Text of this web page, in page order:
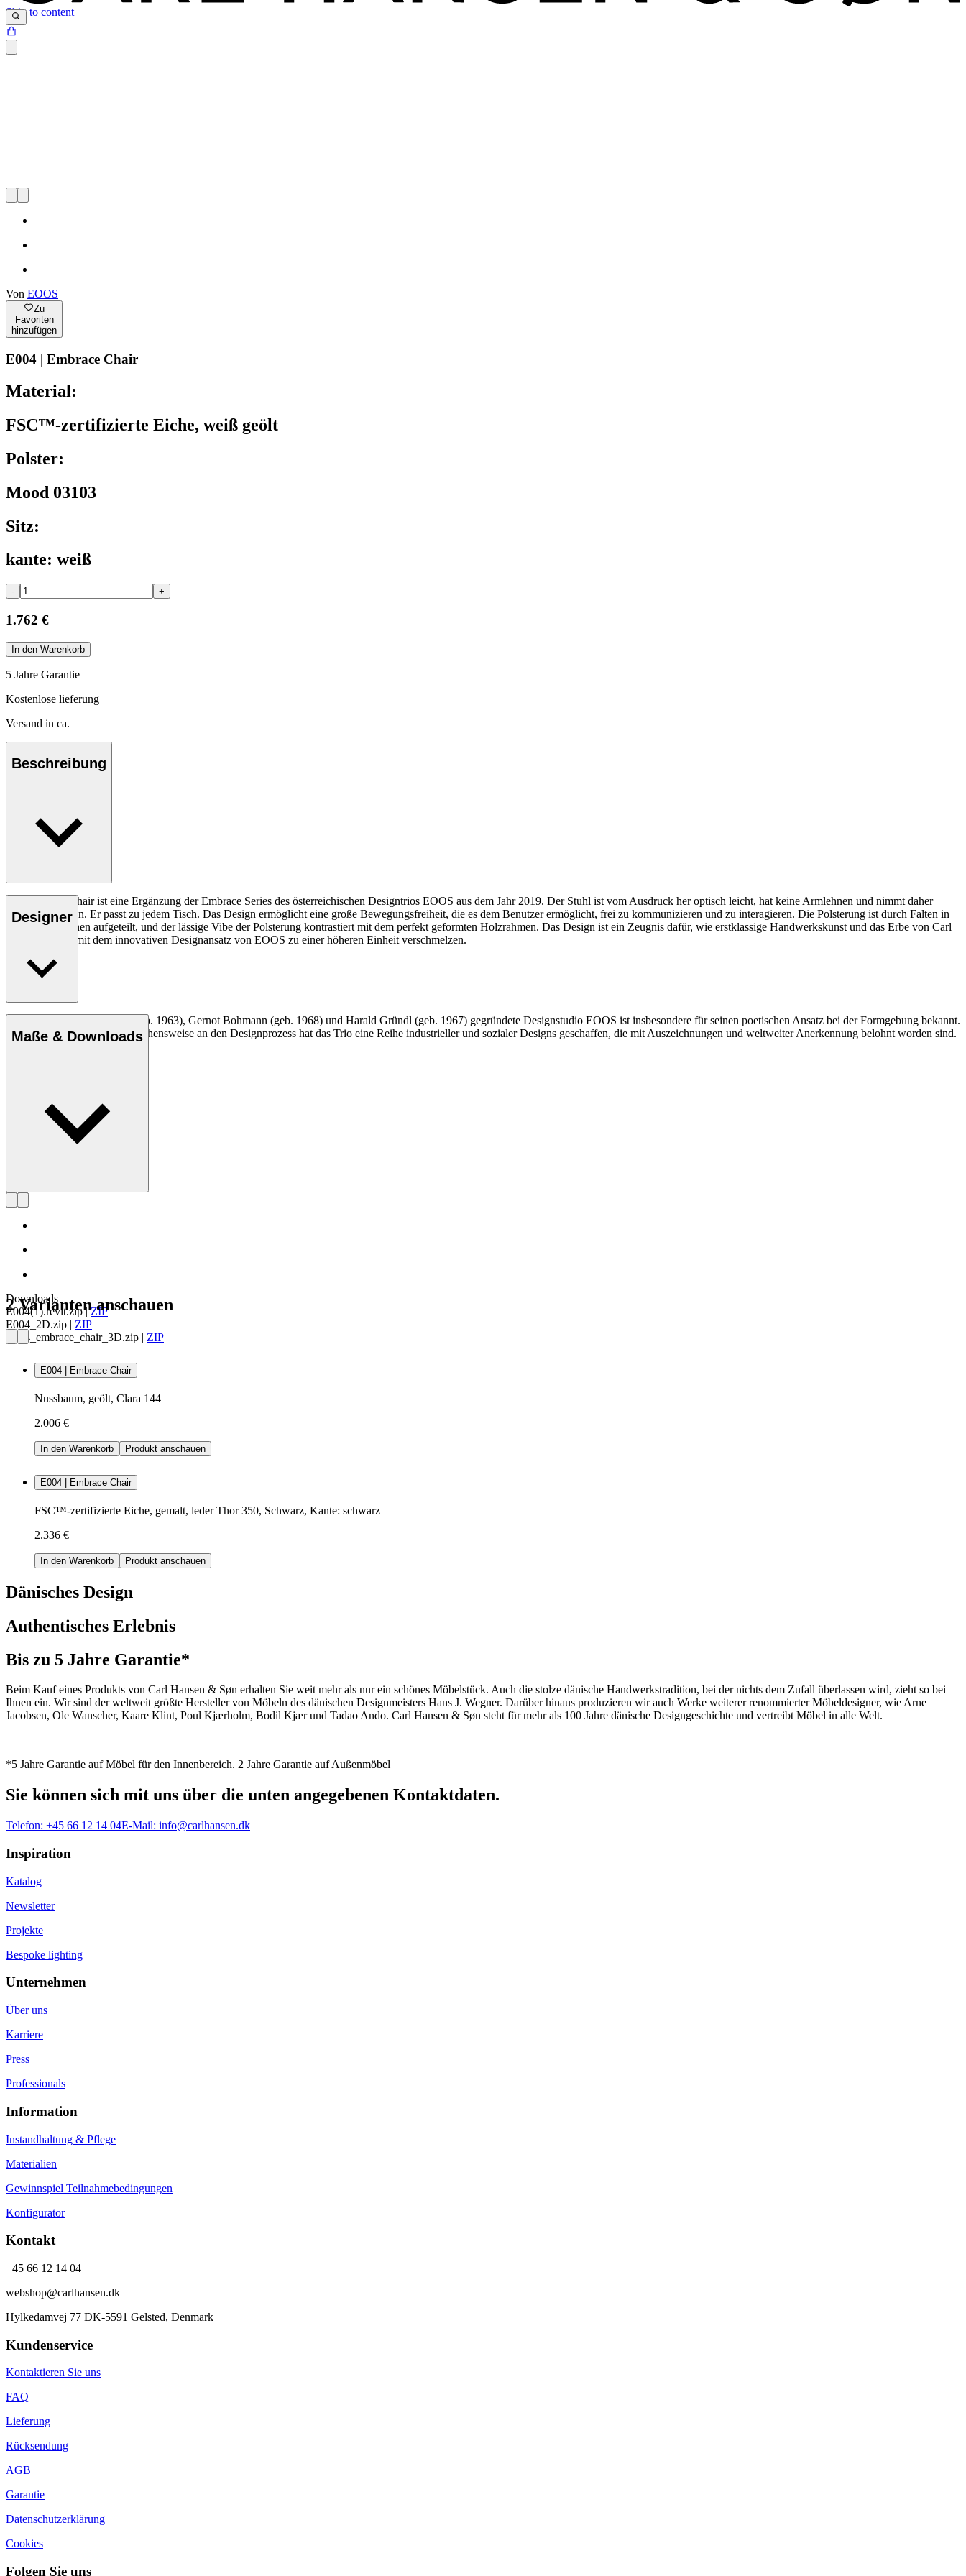
Skip to content
Von EOOS
Zu
Favoriten
hinzufügen
E004 | Embrace Chair
Material:
FSC™-zertifizierte Eiche, weiß geölt
Polster:
Mood 03103
Sitz:
kante: weiß
- +
1.762 €
In den Warenkorb
5 Jahre Garantie
Kostenlose lieferung
Versand in ca.
Beschreibung
Der Embrace Chair ist eine Ergänzung der Embrace Series des österreichischen Designtrios EOOS aus dem Jahr 2019. Der Stuhl ist vom Ausdruck her optisch leicht, hat keine Armlehnen und nimmt daher
weniger Platz ein. Er passt zu jedem Tisch. Das Design ermöglicht eine große Bewegungsfreiheit, die es dem Benutzer ermöglicht, frei zu kommunizieren und zu interagieren. Die Polsterung ist durch Falten in
zwei Dimensionen aufgeteilt, und der lässige Vibe der Polsterung kontrastiert mit dem perfekt geformten Holzrahmen. Das Design ist ein Zeugnis dafür, wie erstklassige Handwerkskunst und das Erbe von Carl
Hansen & Søn mit dem innovativen Designansatz von EOOS zu einer höheren Einheit verschmelzen.
Designer
Das von Martin Bergmann (geb. 1963), Gernot Bohmann (geb. 1968) und Harald Gründl (geb. 1967) gegründete Designstudio EOOS ist insbesondere für seinen poetischen Ansatz bei der Formgebung bekannt.
Mit einer analytischen Herangehensweise an den Designprozess hat das Trio eine Reihe industrieller und sozialer Designs geschaffen, die mit Auszeichnungen und weltweiter Anerkennung belohnt worden sind.
Maße & Downloads
Downloads
E004(1).revit.zip|ZIP
E004_2D.zip | ZIP
E004_embrace_chair_3D.zip | ZIP
2 Varianten anschauen
E004 | Embrace Chair
Nussbaum, geölt, Clara 144
2.006 €
In den Warenkorb Produkt anschauen
E004 | Embrace Chair
FSC™-zertifizierte Eiche, gemalt, leder Thor 350, Schwarz, Kante: schwarz
2.336 €
In den Warenkorb Produkt anschauen
Dänisches Design
Authentisches Erlebnis
Bis zu 5 Jahre Garantie*
Beim Kauf eines Produkts von Carl Hansen & Søn erhalten Sie weit mehr als nur ein schönes Möbelstück. Auch die stolze dänische Handwerkstradition, bei der nichts dem Zufall überlassen wird, zieht so bei
Ihnen ein. Wir sind der weltweit größte Hersteller von Möbeln des dänischen Designmeisters Hans J. Wegner. Darüber hinaus produzieren wir auch Werke weiterer renommierter Möbeldesigner, wie Arne
Jacobsen, Ole Wanscher, Kaare Klint, Poul Kjærholm, Bodil Kjær und Tadao Ando. Carl Hansen & Søn steht für mehr als 100 Jahre dänische Designgeschichte und vertreibt Möbel in alle Welt.
*5 Jahre Garantie auf Möbel für den Innenbereich. 2 Jahre Garantie auf Außenmöbel
Sie können sich mit uns über die unten angegebenen Kontaktdaten.
Telefon: +45 66 12 14 04E-Mail: info@carlhansen.dk
Inspiration
Katalog
Newsletter
Projekte
Bespoke lighting
Unternehmen
Über uns
Karriere
Press
Professionals
Information
Instandhaltung & Pflege
Materialien
Gewinnspiel Teilnahmebedingungen
Konfigurator
Kontakt
+45 66 12 14 04
webshop@carlhansen.dk
Hylkedamvej 77 DK-5591 Gelsted, Denmark
Kundenservice
Kontaktieren Sie uns
FAQ
Lieferung
Rücksendung
AGB
Garantie
Datenschutzerklärung
Cookies
Folgen Sie uns